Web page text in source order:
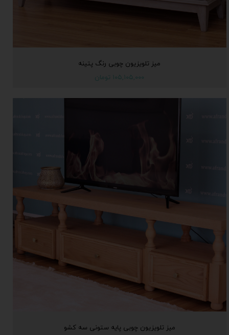
میز تلویزیون چوبی رنگ پتینه
۱۰۵,۱۰۵,۰۰۰ تومان
میز تلویزیون چوبی پایه ستونی سه کشو